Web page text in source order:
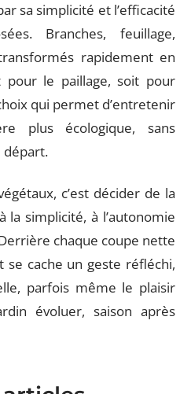
sa simplicité et l’efficacité
Branches, feuillage,
rapidement en
pour le paillage, soit pour
qui permet d’entretenir
plus écologique, sans
départ.
c’est décider de la
la simplicité, à l’autonomie
chaque coupe nette
se cache un geste réfléchi,
parfois même le plaisir
évoluer, saison après